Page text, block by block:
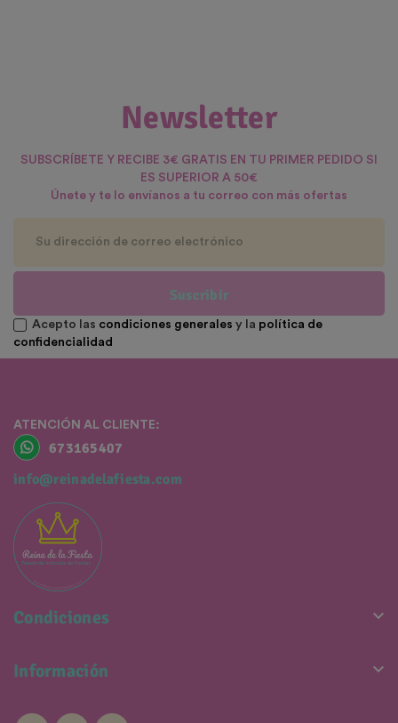
Newsletter
SUBSCRÍBETE Y RECIBE 3€ GRATIS EN TU PRIMER PEDIDO SI
ES SUPERIOR A 50€
Únete y te lo envíanos a tu correo con más ofertas
Suscribir
Acepto las condiciones generales y la política de
confidencialidad
ATENCIÓN AL CLIENTE:
673165407
info@reinadelafiesta.com
Condiciones 
Información 